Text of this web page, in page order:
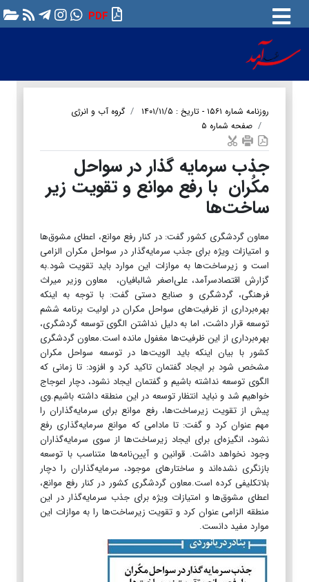
PDF
روزنامه شماره ۱۵۶۱ - تاریخ : ۱۴۰۱/۱۱/۵
گروه آب و انرژی
صفحه شماره ۵
جذب سرمایه گذار در سواحل
مکُران با رفع موانع و تقویت زیر
ساخت‌ها
معاون گردشگری کشور گفت: در کنار رفع موانع، اعطای مشوق‌ها
و امتیازات ویژه برای جذب سرمایه‌گذار در سواحل مکران الزامی
است و زیرساخت‌ها به موازات این موارد باید تقویت شود.به
گزارش اقتصادسرآمد، علی‌اصغر شالبافیان، ‏ معاون وزیر میراث
فرهنگی، گردشگری و صنایع دستی گفت: با توجه به اینکه
بهره‌برداری از ظرفیت‌های سواحل مکران در اولیت برنامه ششم
توسعه قرار داشت، اما به دلیل نداشتن الگوی توسعه گردشگری،
بهره‌برداری از این ظرفیت‌ها مغفول مانده است.معاون گردشگری
کشور با بیان اینکه باید ا‌لویت‌ها در توسعه سواحل مکران
مشخص شود بر ایجاد گفتمان تاکید کرد و افزود: تا زمانی که
الگوی توسعه نداشته باشیم و گفتمان ایجاد نشود، دچار اعوجاج
خواهیم شد و نباید انتظار توسعه در این منطقه داشته باشیم.وی
پیش از تقویت زیرساخت‌ها، رفع موانع برای سرمایه‌گذاران را
مهم عنوان کرد و گفت: تا مادامی که موانع سرمایه‌گذاری رفع
نشود، انگیزه‌ای برای ایجاد زیرساخت‌ها از سوی سرمایه‌گذاران
وجود نخواهد داشت. قوانین و آیین‌نامه‌ها متناسب با توسعه
بازنگری نشده‌اند و ساختار‌های موجود، سرمایه‌گذاران را دچار
بلاتکلیفی کرده است.معاون گردشگری کشور در کنار رفع موانع،
اعطای مشوق‌ها و امتیازات ویژه برای جذب سرمایه‌گذار در این
منطقه الزامی عنوان کرد و تقویت زیرساخت‌ها را به موازات این
موارد مفید دانست.